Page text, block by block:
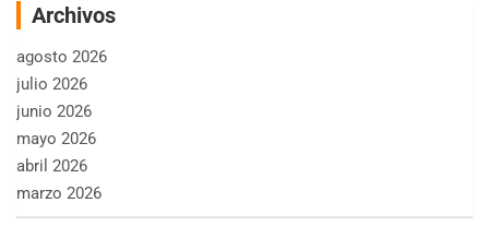
Archivos
agosto 2026
julio 2026
junio 2026
mayo 2026
abril 2026
marzo 2026